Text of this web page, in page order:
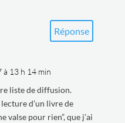
Réponse
13 h 14 min
liste de diffusion.
d’un livre de
valse pour rien”, que j’ai